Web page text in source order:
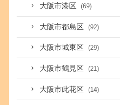
大阪市港区 (69)
大阪市都島区 (92)
大阪市城東区 (29)
大阪市鶴見区 (21)
大阪市此花区 (14)